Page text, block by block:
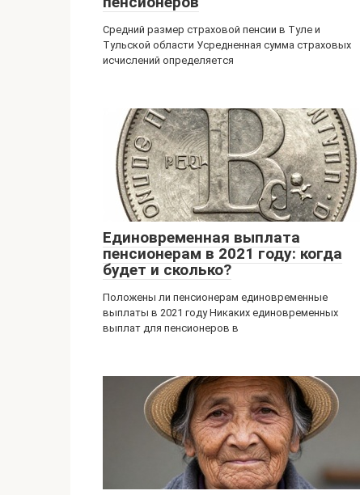
Средний размер страховой пенсии в Туле и
Тульской области Усредненная сумма страховых
исчислений определяется
Единовременная выплата
пенсионерам в 2021 году: когда
будет и сколько?
Положены ли пенсионерам единовременные
выплаты в 2021 году Никаких единовременных
выплат для пенсионеров в